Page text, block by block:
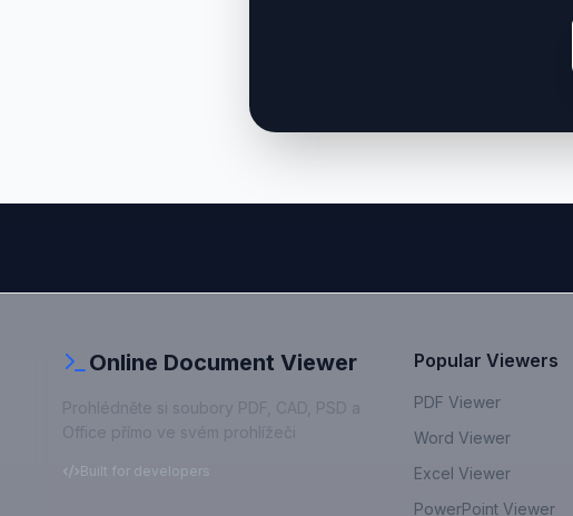
Online Document Viewer
Prohlédněte si soubory PDF, CAD, PSD a
Office přímo ve svém prohlížeči
Built for developers
Popular Viewers
PDF Viewer
Word Viewer
Excel Viewer
PowerPoint Viewer